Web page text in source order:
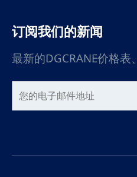
订阅我们的新闻
最新的DGCRANE价格表